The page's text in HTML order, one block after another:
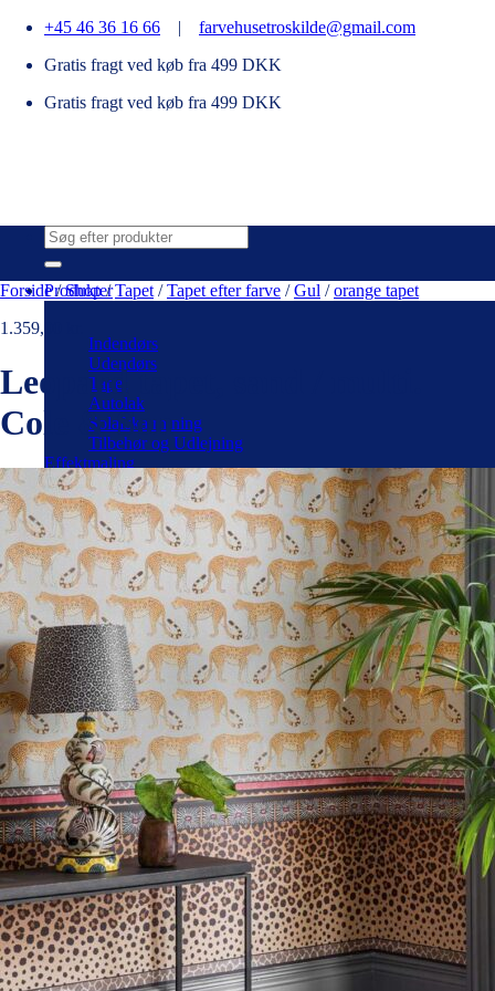
Fortsæt
indhold
+45 46 36 16 66 | farvehusetroskilde@gmail.com
Gratis fragt ved køb fra 499 DKK
Gratis fragt ved køb fra 499 DKK
Produkter
Indendørs
Udendørs
Tapet
Autolak
Solafskærmning
Tilbehør og Udlejning
Effektmaling
Vintage kalkmaling
Vintage Paint
Vægmaling
Detale CPH
Grunder til indendørs
Pleje
Læderpleje
Tæpper
Spartel
Hobby
Værktøj
Silikatmaling
Vinduesmaling
Grunder til udendørs
Linolie maling
Jern & Metal
Fadademaling
Terrasseolie
Havemøbel olie
Rengøring
Træbeskyttelse
Tapet efter stil
Tapet efter farve
Design tapet
Retro tapet
Stribet tapet
Søg
efter:
Forside / Shop / Tapet / Tapet efter farve / Gul / orange tapet
1.359,00
Leopard tapet, sand / multi.
Cole & Son